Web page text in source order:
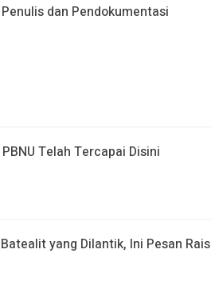
dan Pendokumentasi
Telah Tercapai Disini
yang Dilantik, Ini Pesan Rais